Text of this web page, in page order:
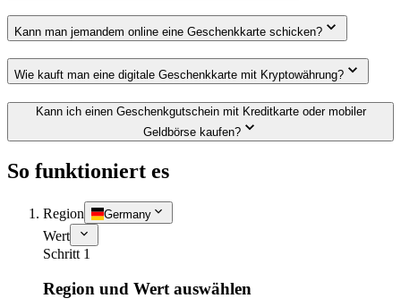
Kann man jemandem online eine Geschenkkarte schicken?
Wie kauft man eine digitale Geschenkkarte mit Kryptowährung?
Kann ich einen Geschenkgutschein mit Kreditkarte oder mobiler
Geldbörse kaufen?
So funktioniert es
Region Germany
Wert
Schritt 1
Region und Wert auswählen